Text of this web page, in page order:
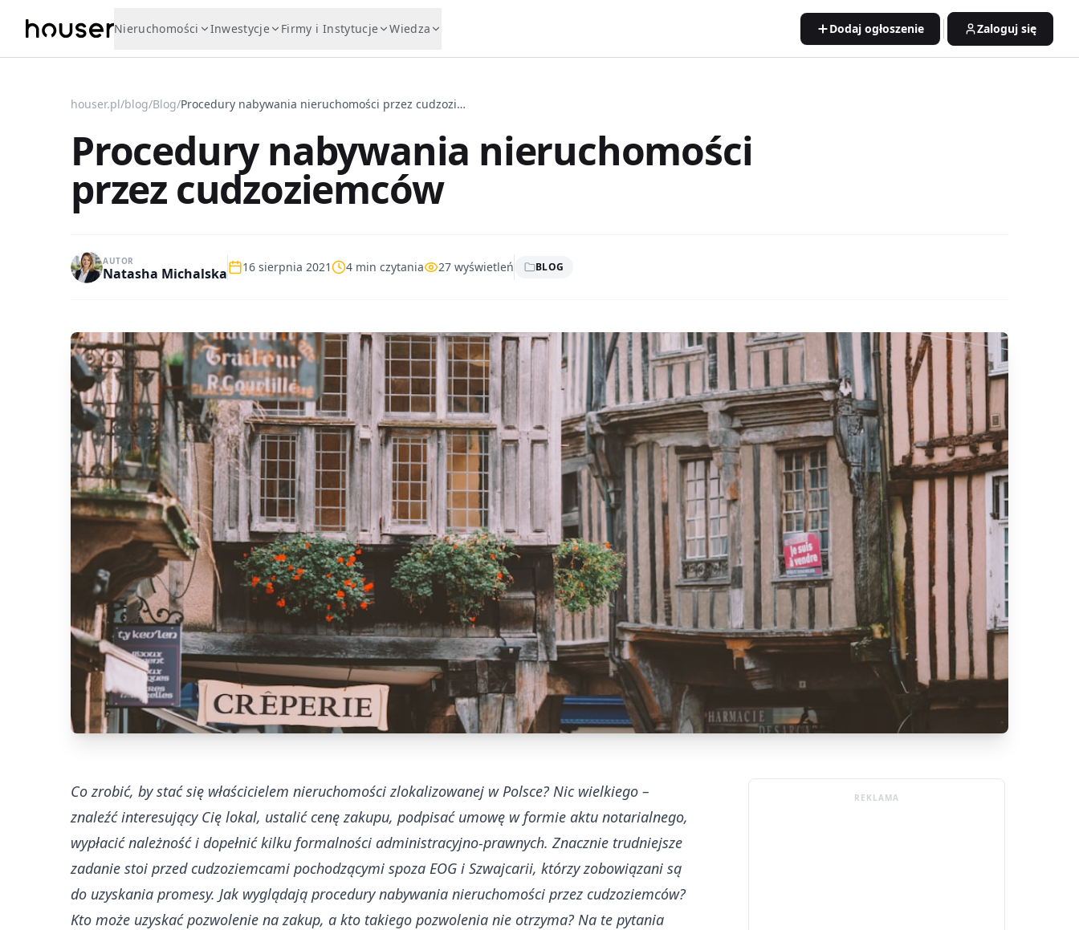
Nieruchomości Inwestycje Firmy i Instytucje Wiedza Dodaj ogłoszenie Zaloguj się
houser.pl/blog/Blog/ Procedury nabywania nieruchomości przez cudzoziemców
Procedury nabywania nieruchomości
przez cudzoziemców
AUTOR
Natasha Michalska 16 sierpnia 2021 4 min czytania 27 wyświetleń BLOG
Co zrobić, by stać się właścicielem nieruchomości zlokalizowanej w Polsce? Nic wielkiego –
znaleźć interesujący Cię lokal, ustalić cenę zakupu, podpisać umowę w formie aktu notarialnego,
wypłacić należność i dopełnić kilku formalności administracyjno-prawnych. Znacznie trudniejsze
zadanie stoi przed cudzoziemcami pochodzącymi spoza EOG i Szwajcarii, którzy zobowiązani są
do uzyskania promesy. Jak wyglądają procedury nabywania nieruchomości przez cudzoziemców?
Kto może uzyskać pozwolenie na zakup, a kto takiego pozwolenia nie otrzyma? Na te pytania
REKLAMA